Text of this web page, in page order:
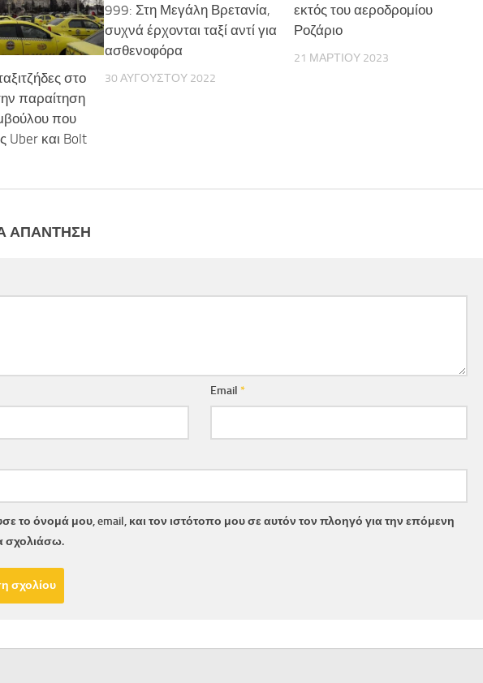
στο
παραίτηση
που
Uber και Bolt
999: Στη Μεγάλη Βρετανία,
συχνά έρχονται ταξί αντί για
ασθενοφόρα
30 ΑΥΓΟΎΣΤΟΥ 2022
εκτός του αεροδρομίου
Ροζάριο
21 ΜΑΡΤΊΟΥ 2023
ΑΠΆΝΤΗΣΗ
Email*
το όνομά μου, email, και τον ιστότοπο μου σε αυτόν τον πλοηγό για την επόμενη
σχολιάσω.